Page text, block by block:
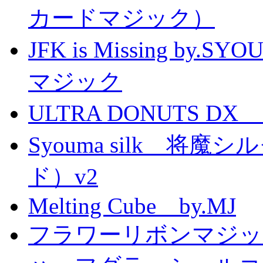
カードマジック）
JFK is Missing
マジック
ULTRA DONUTS DX
Syouma silk 将魔シ
ド）v2
Melting Cube by.MJ
フラワーリボンマジ